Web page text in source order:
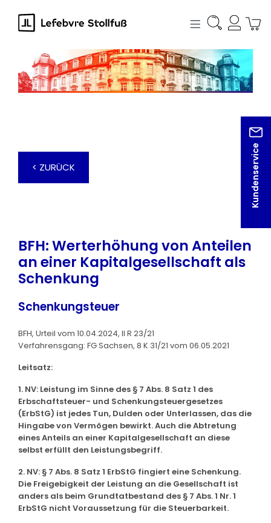
springen
Kundenservice
< ZURÜCK
BFH: Werterhöhung von Anteilen
an einer Kapitalgesellschaft als
Schenkung
Schenkungsteuer
BFH, Urteil vom 10.04.2024, II R 23/21
Verfahrensgang: FG Sachsen, 8 K 31/21 vom 06.05.2021
Leitsatz:
1. NV: Leistung im Sinne des § 7 Abs. 8 Satz 1 des
Erbschaftsteuer- und Schenkungsteuergesetzes
(ErbStG) ist jedes Tun, Dulden oder Unterlassen, das die
Hingabe von Vermögen bewirkt. Auch die Abtretung
eines Anteils an einer Kapitalgesellschaft an diese
selbst erfüllt den Leistungsbegriff.
2. NV: § 7 Abs. 8 Satz 1 ErbStG fingiert eine Schenkung.
Die Freigebigkeit der Leistung an die Gesellschaft ist
anders als beim Grundtatbestand des § 7 Abs. 1 Nr. 1
ErbStG nicht Voraussetzung für die Steuerbarkeit.